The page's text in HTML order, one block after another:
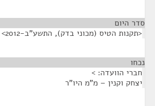
סדר היום
<תקנות הטיס (מכוני בדק), התשע"ב-2012>
נכחו
חברי הוועדה: >
יצחק וקנין – מ"מ היו"ר